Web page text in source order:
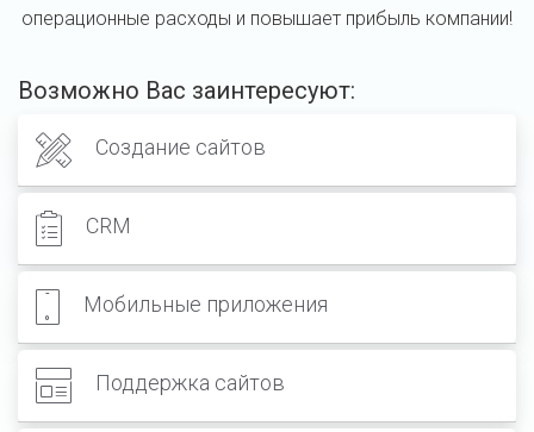
операционные расходы и повышает прибыль компании!
Возможно Вас заинтересуют:
Создание сайтов
CRM
Мобильные приложения
Поддержка сайтов